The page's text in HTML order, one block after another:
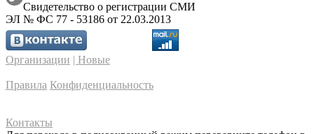
Свидетельство о регистрации СМИ
ЭЛ № ФС 77 - 53186 от 22.03.2013
Организации | Новые
Правила Конфиденциальность
Контакты